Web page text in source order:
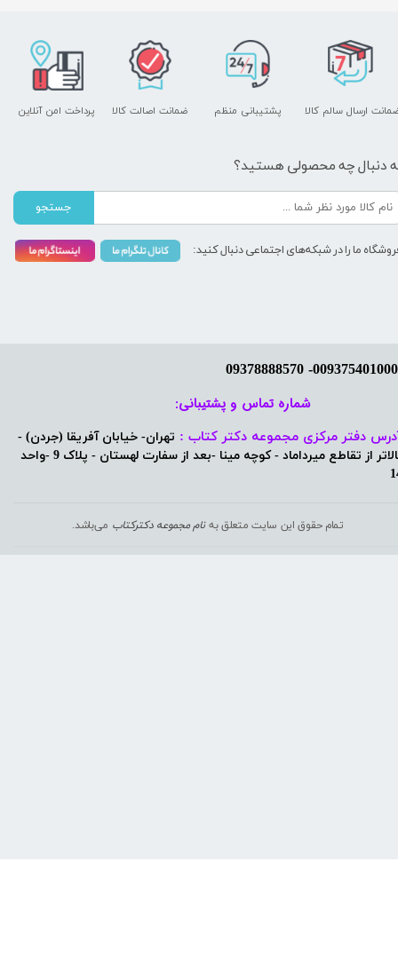
دفتر مرکزی مجموعه دکتر کتاب : تهران- خیابان آفریقا (جردن) -
بالاتر از تقاطع میرداماد - کوچه مینا -بعد از سفارت لهستان - پلاک 9 -واحد
تمام حقوق این سایت متعلق بهنام مجموعه دکترکتاب می‌باشد.
شماره تماس و پشتیبانی: ​​​​​​​
پشتیبانی منظم پرداخت امن آنلاین ارسال سالم کالا ضمانت اصالت کالا
دنبال چه محصولی هستید؟
جستجو
ما را در شبکه‌های اجتماعی دنبال کنید: